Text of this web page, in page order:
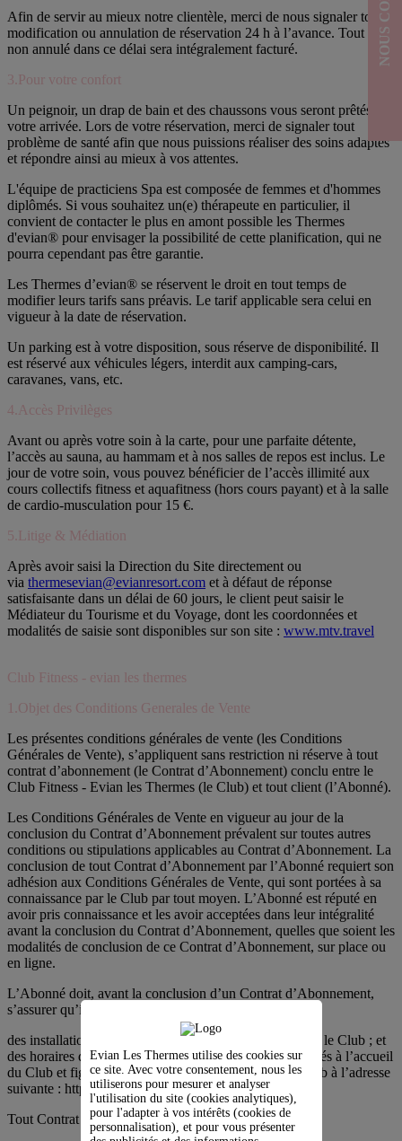
Evian Les Thermes utilise des cookies sur
ce site. Avec votre consentement, nous les
utiliserons pour mesurer et analyser
l'utilisation du site (cookies analytiques),
pour l'adapter à vos intérêts (cookies de
personnalisation), et pour vous présenter
Afin de servir au mieux notre clientèle, merci de nous signaler toute
modification ou annulation de réservation 24 h à l’avance. Tout soin
non annulé dans ce délai sera intégralement facturé.
3.Pour votre confort
Un peignoir, un drap de bain et des chaussons vous seront prêtés à
votre arrivée. Lors de votre réservation, merci de signaler tout
problème de santé afin que nous puissions réaliser des soins adaptés
et répondre ainsi au mieux à vos attentes.
L'équipe de practiciens Spa est composée de femmes et d'hommes
diplômés. Si vous souhaitez un(e) thérapeute en particulier, il
convient de contacter le plus en amont possible les Thermes
d'evian® pour envisager la possibilité de cette planification, qui ne
pourra cependant pas être garantie.
Les Thermes d’evian® se réservent le droit en tout temps de
modifier leurs tarifs sans préavis. Le tarif applicable sera celui en
vigueur à la date de réservation.
Un parking est à votre disposition, sous réserve de disponibilité. Il
est réservé aux véhicules légers, interdit aux camping-cars,
caravanes, vans, etc.
4.Accès Privilèges
Avant ou après votre soin à la carte, pour une parfaite détente,
l’accès au sauna, au hammam et à nos salles de repos est inclus. Le
jour de votre soin, vous pouvez bénéficier de l’accès illimité aux
cours collectifs fitness et aquafitness (hors cours payant) et à la salle
de cardio-musculation pour 15 €.
5.Litige & Médiation
Après avoir saisi la Direction du Site directement ou
via thermesevian@evianresort.com et à défaut de réponse
satisfaisante dans un délai de 60 jours, le client peut saisir le
Médiateur du Tourisme et du Voyage, dont les coordonnées et
modalités de saisie sont disponibles sur son site : www.mtv.travel
Club Fitness - evian les thermes
1.Objet des Conditions Generales de Vente
Les présentes conditions générales de vente (les Conditions
Générales de Vente), s’appliquent sans restriction ni réserve à tout
contrat d’abonnement (le Contrat d’Abonnement) conclu entre le
Club Fitness - Evian les Thermes (le Club) et tout client (l’Abonné).
Les Conditions Générales de Vente en vigueur au jour de la
conclusion du Contrat d’Abonnement prévalent sur toutes autres
conditions ou stipulations applicables au Contrat d’Abonnement. La
conclusion de tout Contrat d’Abonnement par l’Abonné requiert son
adhésion aux Conditions Générales de Vente, qui sont portées à sa
connaissance par le Club par tout moyen. L’Abonné est réputé en
avoir pris connaissance et les avoir acceptées dans leur intégralité
avant la conclusion du Contrat d’Abonnement, quelles que soient les
modalités de conclusion de ce Contrat d’Abonnement, sur place ou
en ligne.
L’Abonné doit, avant la conclusion d’un Contrat d’Abonnement,
s’assurer qu’il a une bonne connaissance :
des installations du Club ; des prestations proposées par le Club ; et
des horaires d’ouverture et du règlement intérieur affichés à l’accueil
du Club et figurant également sur le site Internet du Club à l’adresse
suivante : https://lesthermesevian.com.
Tout Contrat d’Abonnement est nominatif et incessible.